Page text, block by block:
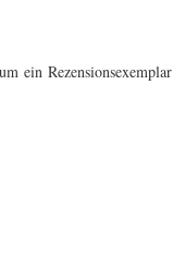
ein Rezensionsexemplar